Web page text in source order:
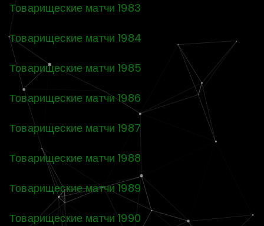
Товарищеские матчи 1983
Товарищеские матчи 1984
Товарищеские матчи 1985
Товарищеские матчи 1986
Товарищеские матчи 1987
Товарищеские матчи 1988
Товарищеские матчи 1989
Товарищеские матчи 1990